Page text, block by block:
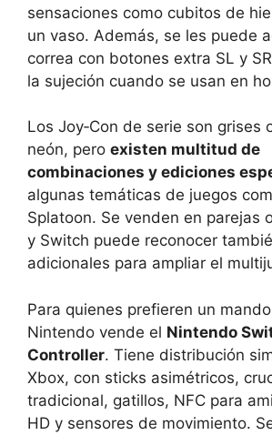
sensaciones como cubitos de
un vaso. Además, se les puede
correa con botones extra SL y
la sujeción cuando se usan en
Los Joy‑Con de serie son grises
neón, pero existen multitud de
combinaciones y ediciones
algunas temáticas de juegos
Splatoon. Se venden en parejas
y Switch puede reconocer
adicionales para ampliar el
Para quienes prefieren un
Nintendo vende el Nintendo
Controller. Tiene distribución
Xbox, con sticks asimétricos,
tradicional, gatillos, NFC para
HD y sensores de movimiento.